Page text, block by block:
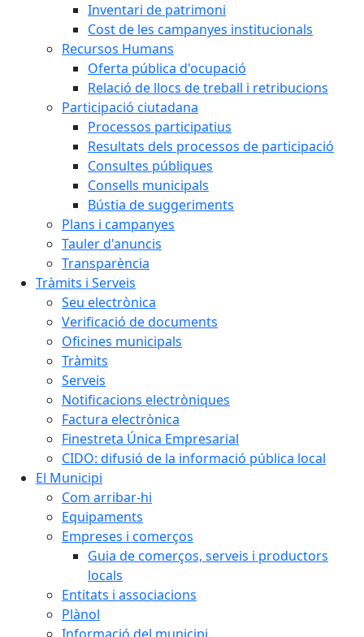
Inventari de patrimoni
Cost de les campanyes institucionals
Recursos Humans
Oferta pública d'ocupació
Relació de llocs de treball i retribucions
Participació ciutadana
Processos participatius
Resultats dels processos de participació
Consultes públiques
Consells municipals
Bústia de suggeriments
Plans i campanyes
Tauler d'anuncis
Transparència
Tràmits i Serveis
Seu electrònica
Verificació de documents
Oficines municipals
Tràmits
Serveis
Notificacions electròniques
Factura electrònica
Finestreta Única Empresarial
CIDO: difusió de la informació pública local
El Municipi
Com arribar-hi
Equipaments
Empreses i comerços
Guia de comerços, serveis i productors
locals
Entitats i associacions
Plànol